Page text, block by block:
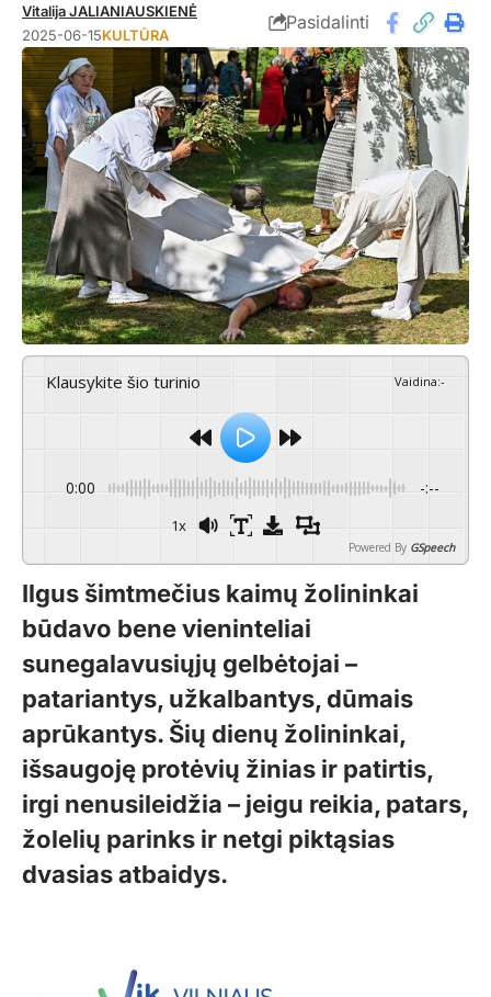
Vitalija JALIANIAUSKIENĖ
2025-06-15KULTŪRA
Pasidalinti
Klausykite šio turinio Vaidina:-
0:00 -:--
1x
Powered By GSpeech
Ilgus šimtmečius kaimų žolininkai
būdavo bene vieninteliai
sunegalavusiųjų gelbėtojai –
patariantys, užkalbantys, dūmais
aprūkantys. Šių dienų žolininkai,
išsaugoję protėvių žinias ir patirtis,
irgi nenusileidžia – jeigu reikia, patars,
žolelių parinks ir netgi piktąsias
dvasias atbaidys.